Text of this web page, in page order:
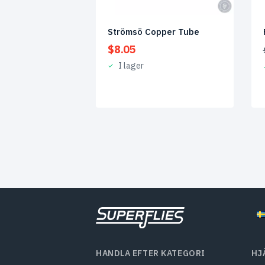
Strömsö Copper Tube
$8.05
I lager
HANDLA EFTER KATEGORI